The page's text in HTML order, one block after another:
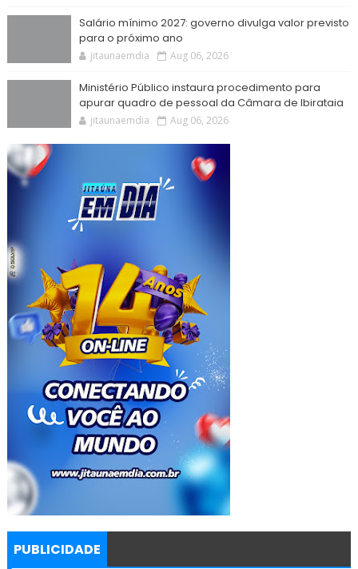
Salário mínimo 2027: governo divulga valor previsto
para o próximo ano
jitaunaemdia Aug 06, 2026
Ministério Público instaura procedimento para
apurar quadro de pessoal da Câmara de Ibirataia
jitaunaemdia Aug 06, 2026
PUBLICIDADE